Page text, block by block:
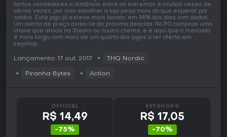
tantos vendedores a distância entre os extremos é muitas vezes de
várias vezes, por isso escolher a loja pesa mais do que esperar por
saldos. Este jogo já esteve mais barato, em 94% dos dias com dados.
Um alerta de preço avisa-te da próxima descida. No PC compras uma
chave que ativas na Steam ou noutro cliente, e é aqui que o mercado
é mais largo, com mais de um quarto dos jogos a ter oferta em
keyshop.
Lançamento: 17 out. 2017 THQ Nordic
Piranha Bytes Action
OFFICIAL
R$ 14,49
-75%
KEYSHOPS
R$ 17,05
-70%